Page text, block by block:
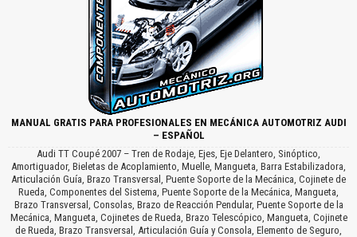
MANUAL GRATIS PARA PROFESIONALES EN MECÁNICA AUTOMOTRIZ AUDI
– ESPAÑOL
Audi TT Coupé 2007 – Tren de Rodaje, Ejes, Eje Delantero, Sinóptico,
Amortiguador, Bieletas de Acoplamiento, Muelle, Mangueta, Barra Estabilizadora,
Articulación Guía, Brazo Transversal, Puente Soporte de la Mecánica, Cojinete de
Rueda, Componentes del Sistema, Puente Soporte de la Mecánica, Mangueta,
Brazo Transversal, Consolas, Brazo de Reacción Pendular, Puente Soporte de la
Mecánica, Mangueta, Cojinetes de Rueda, Brazo Telescópico, Mangueta, Cojinete
de Rueda, Brazo Transversal, Articulación Guía y Consola, Elemento de Seguro,